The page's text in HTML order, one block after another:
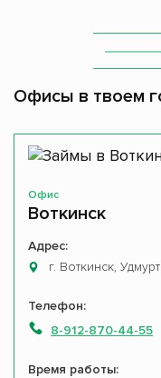
Офисы в твоем
Офис
Воткинск
Адрес:
г. Воткинск,
Телефон:
8-912-870-44-55
Время работы: